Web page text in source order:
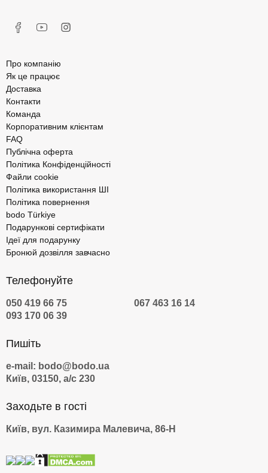
Про компанію
Як це працює
Доставка
Контакти
Команда
Корпоративним клієнтам
FAQ
Публічна оферта
Політика Конфіденційності
Файли cookie
Політика використання ШІ
Політика повернення
bodo Türkiye
Подарункові сертифікати
Ідеї для подарунку
Бронюй дозвілля завчасно
Телефонуйте
050 419 66 75
067 463 16 14
093 170 06 39
Пишіть
e-mail: bodo@bodo.ua
Київ, 03150, а/с 230
Заходьте в гості
Київ, вул. Казимира Малевича, 86-Н